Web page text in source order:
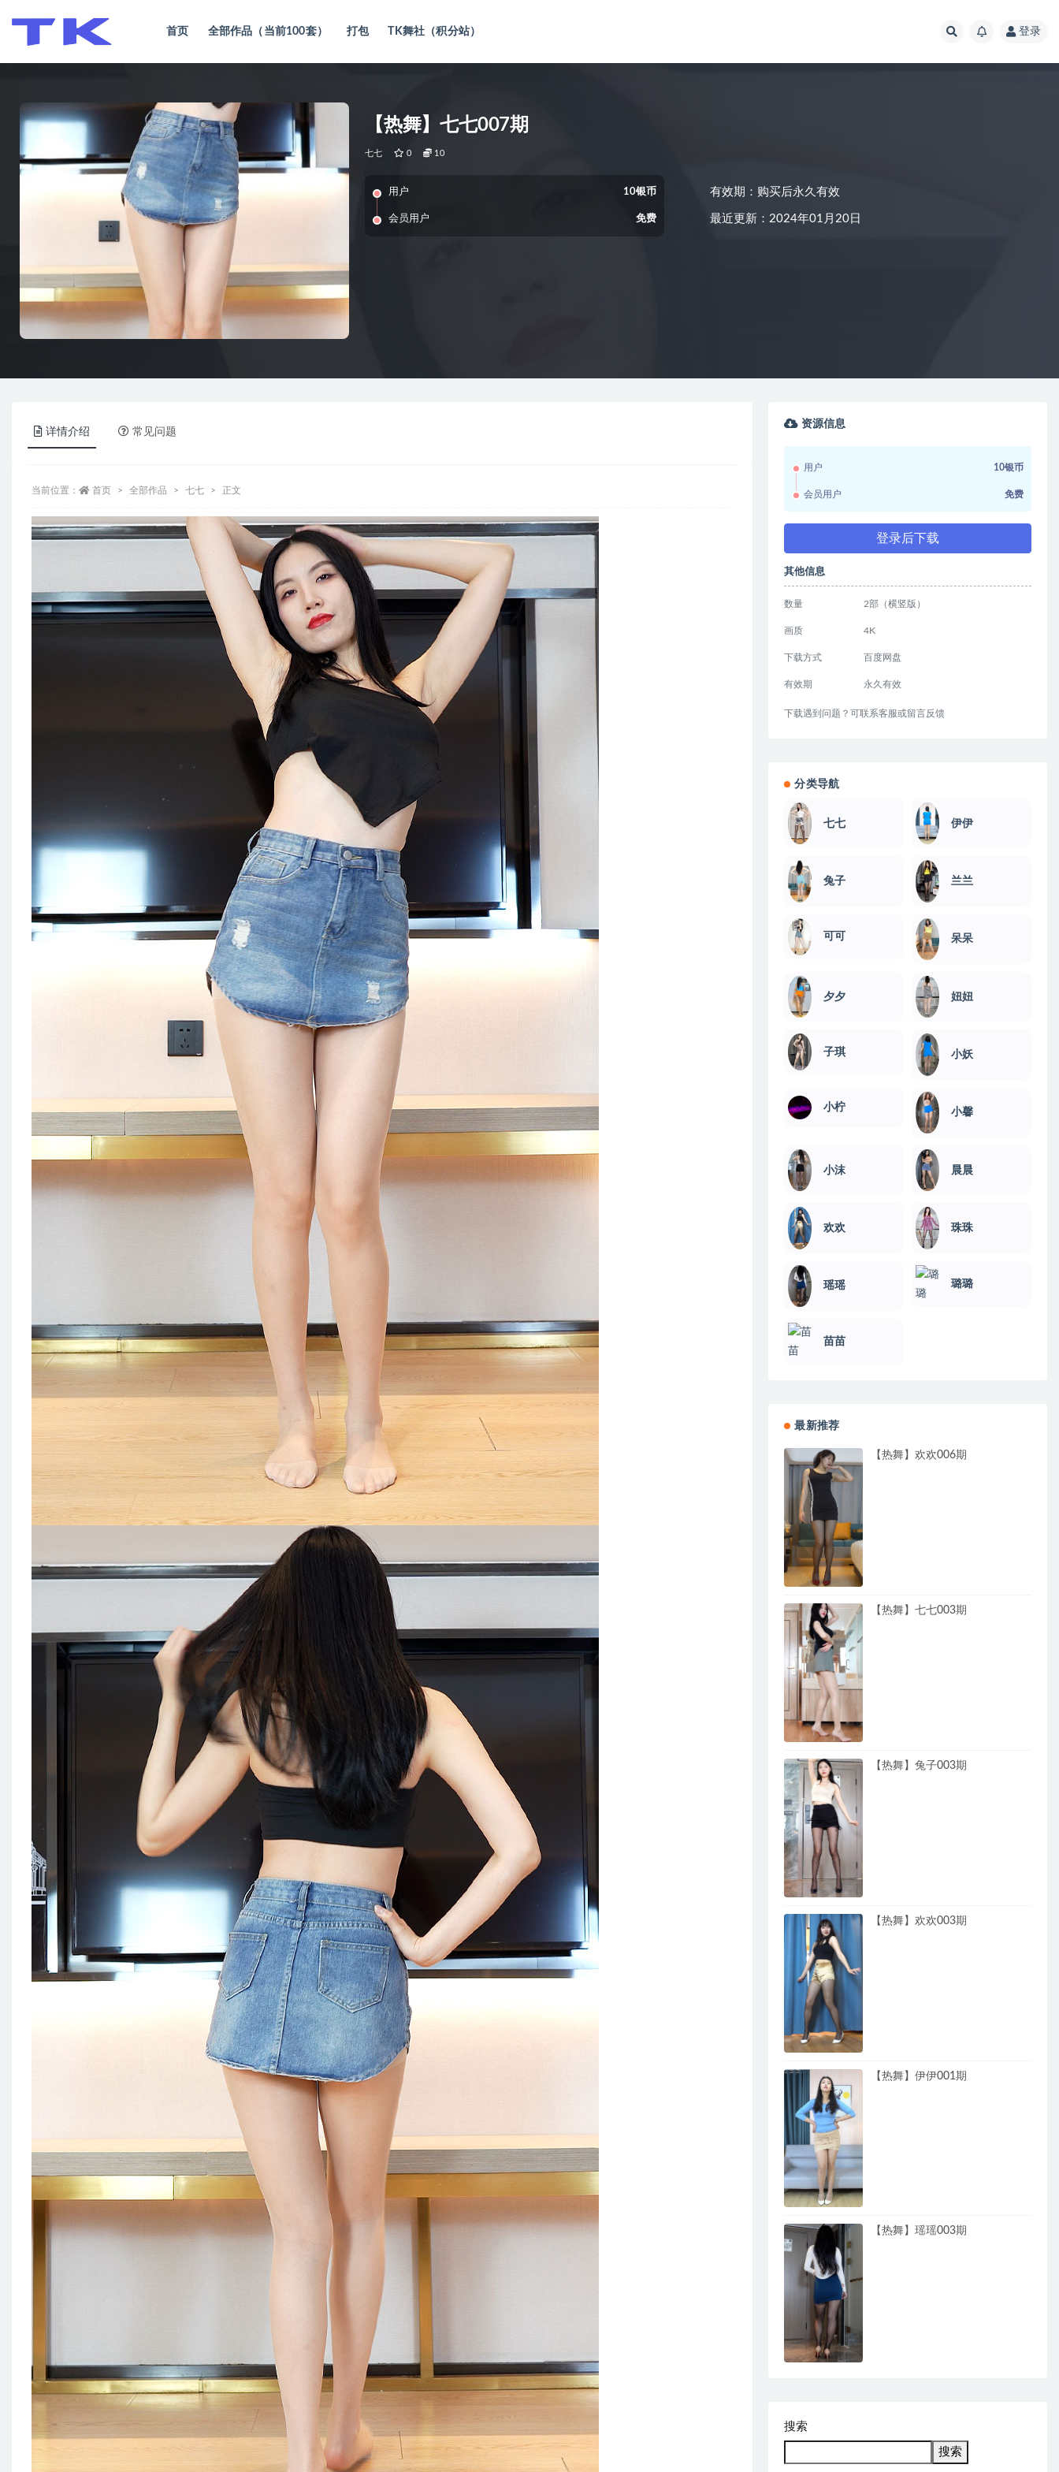
首页 全部作品（当前100套） 打包 TK舞社（积分站） 登录
【热舞】七七007期
七七 0 10
用户 10银币
会员用户 免费
有效期：购买后永久有效
最近更新：2024年01月20日
详情介绍 常见问题
当前位置： 首页 全部作品 七七 正文
资源信息
用户 10银币
会员用户 免费
登录后下载
其他信息
数量 2部（横竖版）
画质 4K
下载方式 百度网盘
有效期 永久有效
下载遇到问题？可联系客服或留言反馈
分类导航
七七 伊伊
兔子 兰兰
可可 呆呆
夕夕 妞妞
子琪 小妖
小柠 小馨
小沫 晨晨
欢欢 珠珠
瑶瑶 璐璐
苗苗
最新推荐
【热舞】欢欢006期
【热舞】七七003期
【热舞】兔子003期
【热舞】欢欢003期
【热舞】伊伊001期
【热舞】瑶瑶003期
搜索
搜索